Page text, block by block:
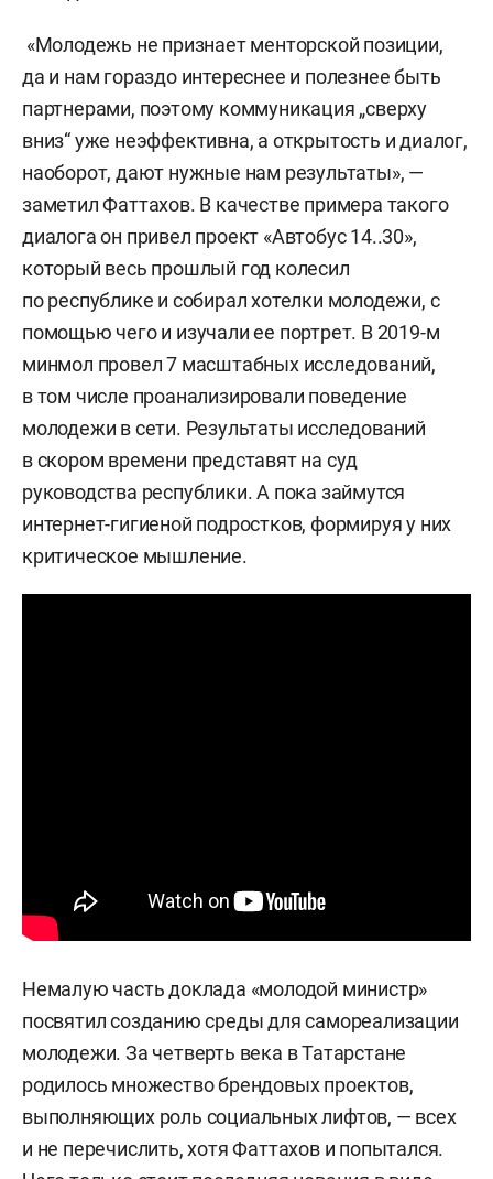
«Молодежь не признает менторской позиции,
да и нам гораздо интереснее и полезнее быть
партнерами, поэтому коммуникация „сверху
вниз“ уже неэффективна, а открытость и диалог,
наоборот, дают нужные нам результаты», —
заметил Фаттахов. В качестве примера такого
диалога он привел проект «Автобус 14..30»,
который весь прошлый год колесил
по республике и собирал хотелки молодежи, с
помощью чего и изучали ее портрет. В 2019-м
минмол провел 7 масштабных исследований,
в том числе проанализировали поведение
молодежи в сети. Результаты исследований
в скором времени представят на суд
руководства республики. А пока займутся
интернет-гигиеной подростков, формируя у них
критическое мышление.
Немалую часть доклада «молодой министр»
посвятил созданию среды для самореализации
молодежи. За четверть века в Татарстане
родилось множество брендовых проектов,
выполняющих роль социальных лифтов, — всех
и не перечислить, хотя Фаттахов и попытался.